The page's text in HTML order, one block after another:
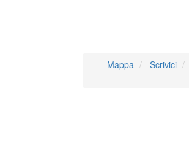
Mappa Scrivici